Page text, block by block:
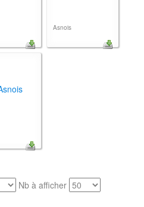
Asnois
Nb à afficher